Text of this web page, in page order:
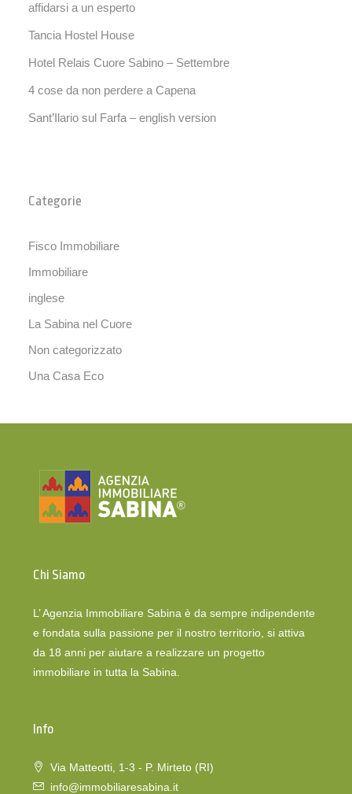
affidarsi a un esperto
Tancia Hostel House
Hotel Relais Cuore Sabino – Settembre
4 cose da non perdere a Capena
Sant’Ilario sul Farfa – english version
Categorie
Fisco Immobiliare
Immobiliare
inglese
La Sabina nel Cuore
Non categorizzato
Una Casa Eco
Chi Siamo
L’ Agenzia Immobiliare Sabina è da sempre indipendente
e fondata sulla passione per il nostro territorio, si attiva
da 18 anni per aiutare a realizzare un progetto
immobiliare in tutta la Sabina.
Info
Via Matteotti, 1-3 - P. Mirteto (RI)
info@immobiliaresabina.it